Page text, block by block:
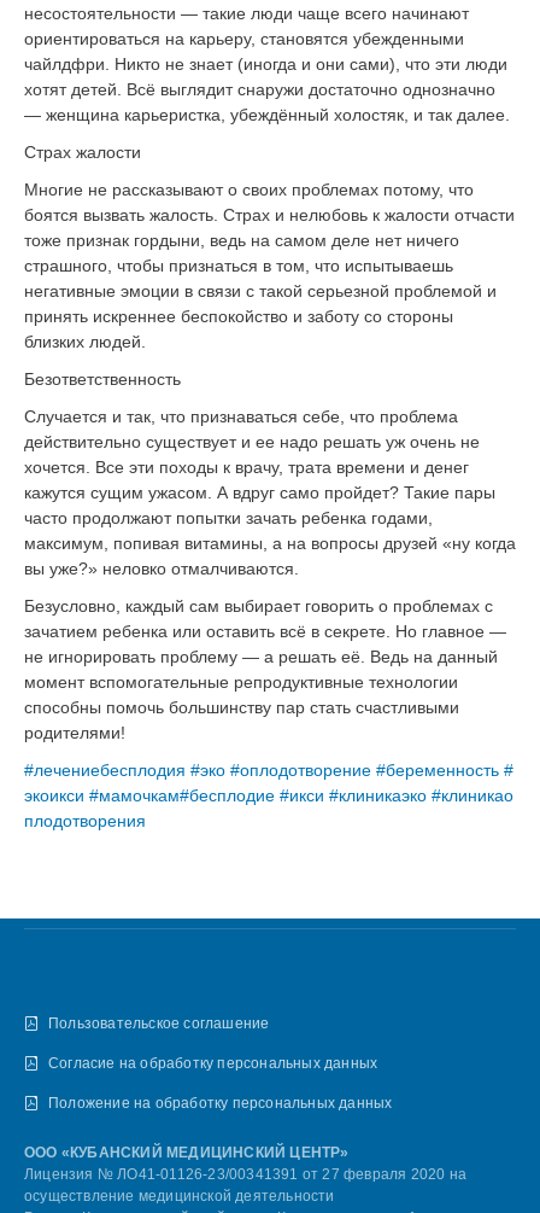
несостоятельности — такие люди чаще всего начинают
ориентироваться на карьеру, становятся убежденными
чайлдфри. Никто не знает (иногда и они сами), что эти люди
хотят детей. Всё выглядит снаружи достаточно однозначно
— женщина карьеристка, убеждённый холостяк, и так далее.
Страх жалости
Многие не рассказывают о своих проблемах потому, что
боятся вызвать жалость. Страх и нелюбовь к жалости отчасти
тоже признак гордыни, ведь на самом деле нет ничего
страшного, чтобы признаться в том, что испытываешь
негативные эмоции в связи с такой серьезной проблемой и
принять искреннее беспокойство и заботу со стороны
близких людей.
Безответственность
Случается и так, что признаваться себе, что проблема
действительно существует и ее надо решать уж очень не
хочется. Все эти походы к врачу, трата времени и денег
кажутся сущим ужасом. А вдруг само пройдет? Такие пары
часто продолжают попытки зачать ребенка годами,
максимум, попивая витамины, а на вопросы друзей «ну когда
вы уже?» неловко отмалчиваются.
Безусловно, каждый сам выбирает говорить о проблемах с
зачатием ребенка или оставить всё в секрете. Но главное —
не игнорировать проблему — а решать её. Ведь на данный
момент вспомогательные репродуктивные технологии
способны помочь большинству пар стать счастливыми
родителями!
#лечениебесплодия #эко #оплодотворение #беременность #
экоикси #мамочкам#бесплодие #икси #клиникаэко #клиникао
плодотворения
Пользовательское соглашение
Согласие на обработку персональных данных
Положение на обработку персональных данных
ООО «КУБАНСКИЙ МЕДИЦИНСКИЙ ЦЕНТР»
Лицензия № ЛО41-01126-23/00341391 от 27 февраля 2020 на
осуществление медицинской деятельности